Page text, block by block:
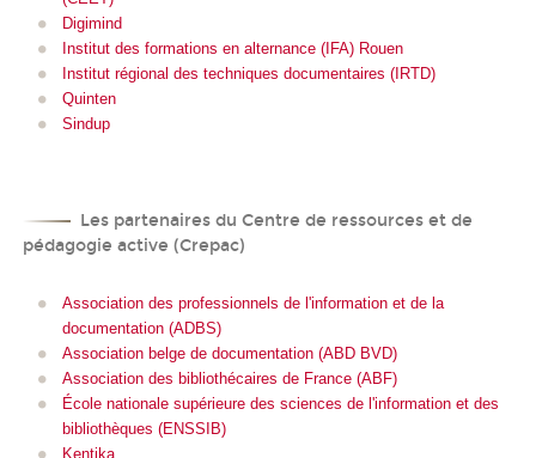
Digimind
Institut des formations en alternance (IFA) Rouen
Institut régional des techniques documentaires (IRTD)
Quinten
Sindup
Les partenaires du Centre de ressources et de
pédagogie active (Crepac)
Association des professionnels de l'information et de la
documentation (ADBS)
Association belge de documentation (ABD BVD)
Association des bibliothécaires de France (ABF)
École nationale supérieure des sciences de l'information et des
bibliothèques (ENSSIB)
Kentika